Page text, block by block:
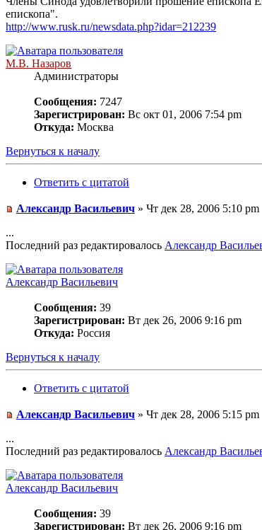
епископа".
http://www.rusk.ru/newsdata.php?idar=212239
М.В. Назаров
Администраторы
Сообщения: 7247
Зарегистрирован: Вс окт 01, 2006 7:54 pm
Откуда: Москва
Вернуться к началу
Ответить с цитатой
Александр Васильевич » Чт дек 28, 2006 5:10 pm
...
Последний раз редактировалось Александр
Александр Васильевич
Сообщения: 39
Зарегистрирован: Вт дек 26, 2006 9:16 pm
Откуда: Россия
Вернуться к началу
Ответить с цитатой
Александр Васильевич » Чт дек 28, 2006 5:15 pm
...
Последний раз редактировалось Александр
Александр Васильевич
Сообщения: 39
Зарегистрирован: Вт дек 26, 2006 9:16 pm